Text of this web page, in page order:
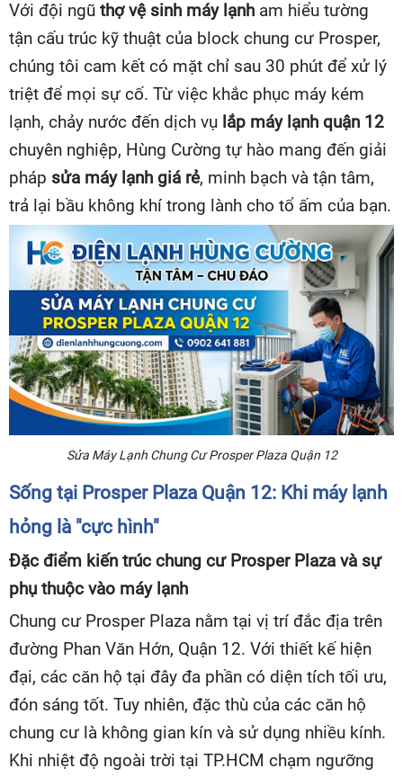
Với đội ngũ thợ vệ sinh máy lạnh am hiểu tường
tận cấu trúc kỹ thuật của block chung cư Prosper,
chúng tôi cam kết có mặt chỉ sau 30 phút để xử lý
triệt để mọi sự cố. Từ việc khắc phục máy kém
lạnh, chảy nước đến dịch vụ lắp máy lạnh quận 12
chuyên nghiệp, Hùng Cường tự hào mang đến giải
pháp sửa máy lạnh giá rẻ, minh bạch và tận tâm,
trả lại bầu không khí trong lành cho tổ ấm của bạn.
Sửa Máy Lạnh Chung Cư Prosper Plaza Quận 12
Sống tại Prosper Plaza Quận 12: Khi máy lạnh
hỏng là "cực hình"
Đặc điểm kiến trúc chung cư Prosper Plaza và sự
phụ thuộc vào máy lạnh
Chung cư Prosper Plaza nằm tại vị trí đắc địa trên
đường Phan Văn Hớn, Quận 12. Với thiết kế hiện
đại, các căn hộ tại đây đa phần có diện tích tối ưu,
đón sáng tốt. Tuy nhiên, đặc thù của các căn hộ
chung cư là không gian kín và sử dụng nhiều kính.
Khi nhiệt độ ngoài trời tại TP.HCM chạm ngưỡng